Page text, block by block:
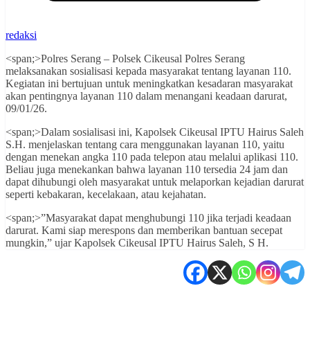
redaksi
<span;>Polres Serang – Polsek Cikeusal Polres Serang
melaksanakan sosialisasi kepada masyarakat tentang layanan 110.
Kegiatan ini bertujuan untuk meningkatkan kesadaran masyarakat
akan pentingnya layanan 110 dalam menangani keadaan darurat,
09/01/26.
<span;>Dalam sosialisasi ini, Kapolsek Cikeusal IPTU Hairus Saleh
S.H. menjelaskan tentang cara menggunakan layanan 110, yaitu
dengan menekan angka 110 pada telepon atau melalui aplikasi 110.
Beliau juga menekankan bahwa layanan 110 tersedia 24 jam dan
dapat dihubungi oleh masyarakat untuk melaporkan kejadian darurat
seperti kebakaran, kecelakaan, atau kejahatan.
<span;>”Masyarakat dapat menghubungi 110 jika terjadi keadaan
darurat. Kami siap merespons dan memberikan bantuan secepat
mungkin,” ujar Kapolsek Cikeusal IPTU Hairus Saleh, S H.